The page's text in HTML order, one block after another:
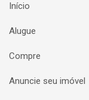
Início
Alugue
Compre
Anuncie seu imóvel